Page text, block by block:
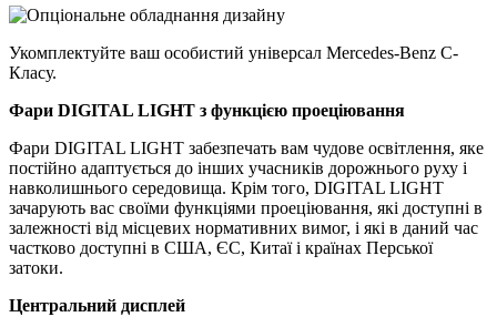
Укомплектуйте ваш особистий універсал Mercedes-Benz C-
Класу.
Фари DIGITAL LIGHT з функцією проеціювання
Фари DIGITAL LIGHT забезпечать вам чудове освітлення, яке
постійно адаптується до інших учасників дорожнього руху і
навколишнього середовища. Крім того, DIGITAL LIGHT
зачарують вас своїми функціями проеціювання, які доступні в
залежності від місцевих нормативних вимог, і які в даний час
частково доступні в США, ЄС, Китаї і країнах Перської
затоки.
Центральний дисплей